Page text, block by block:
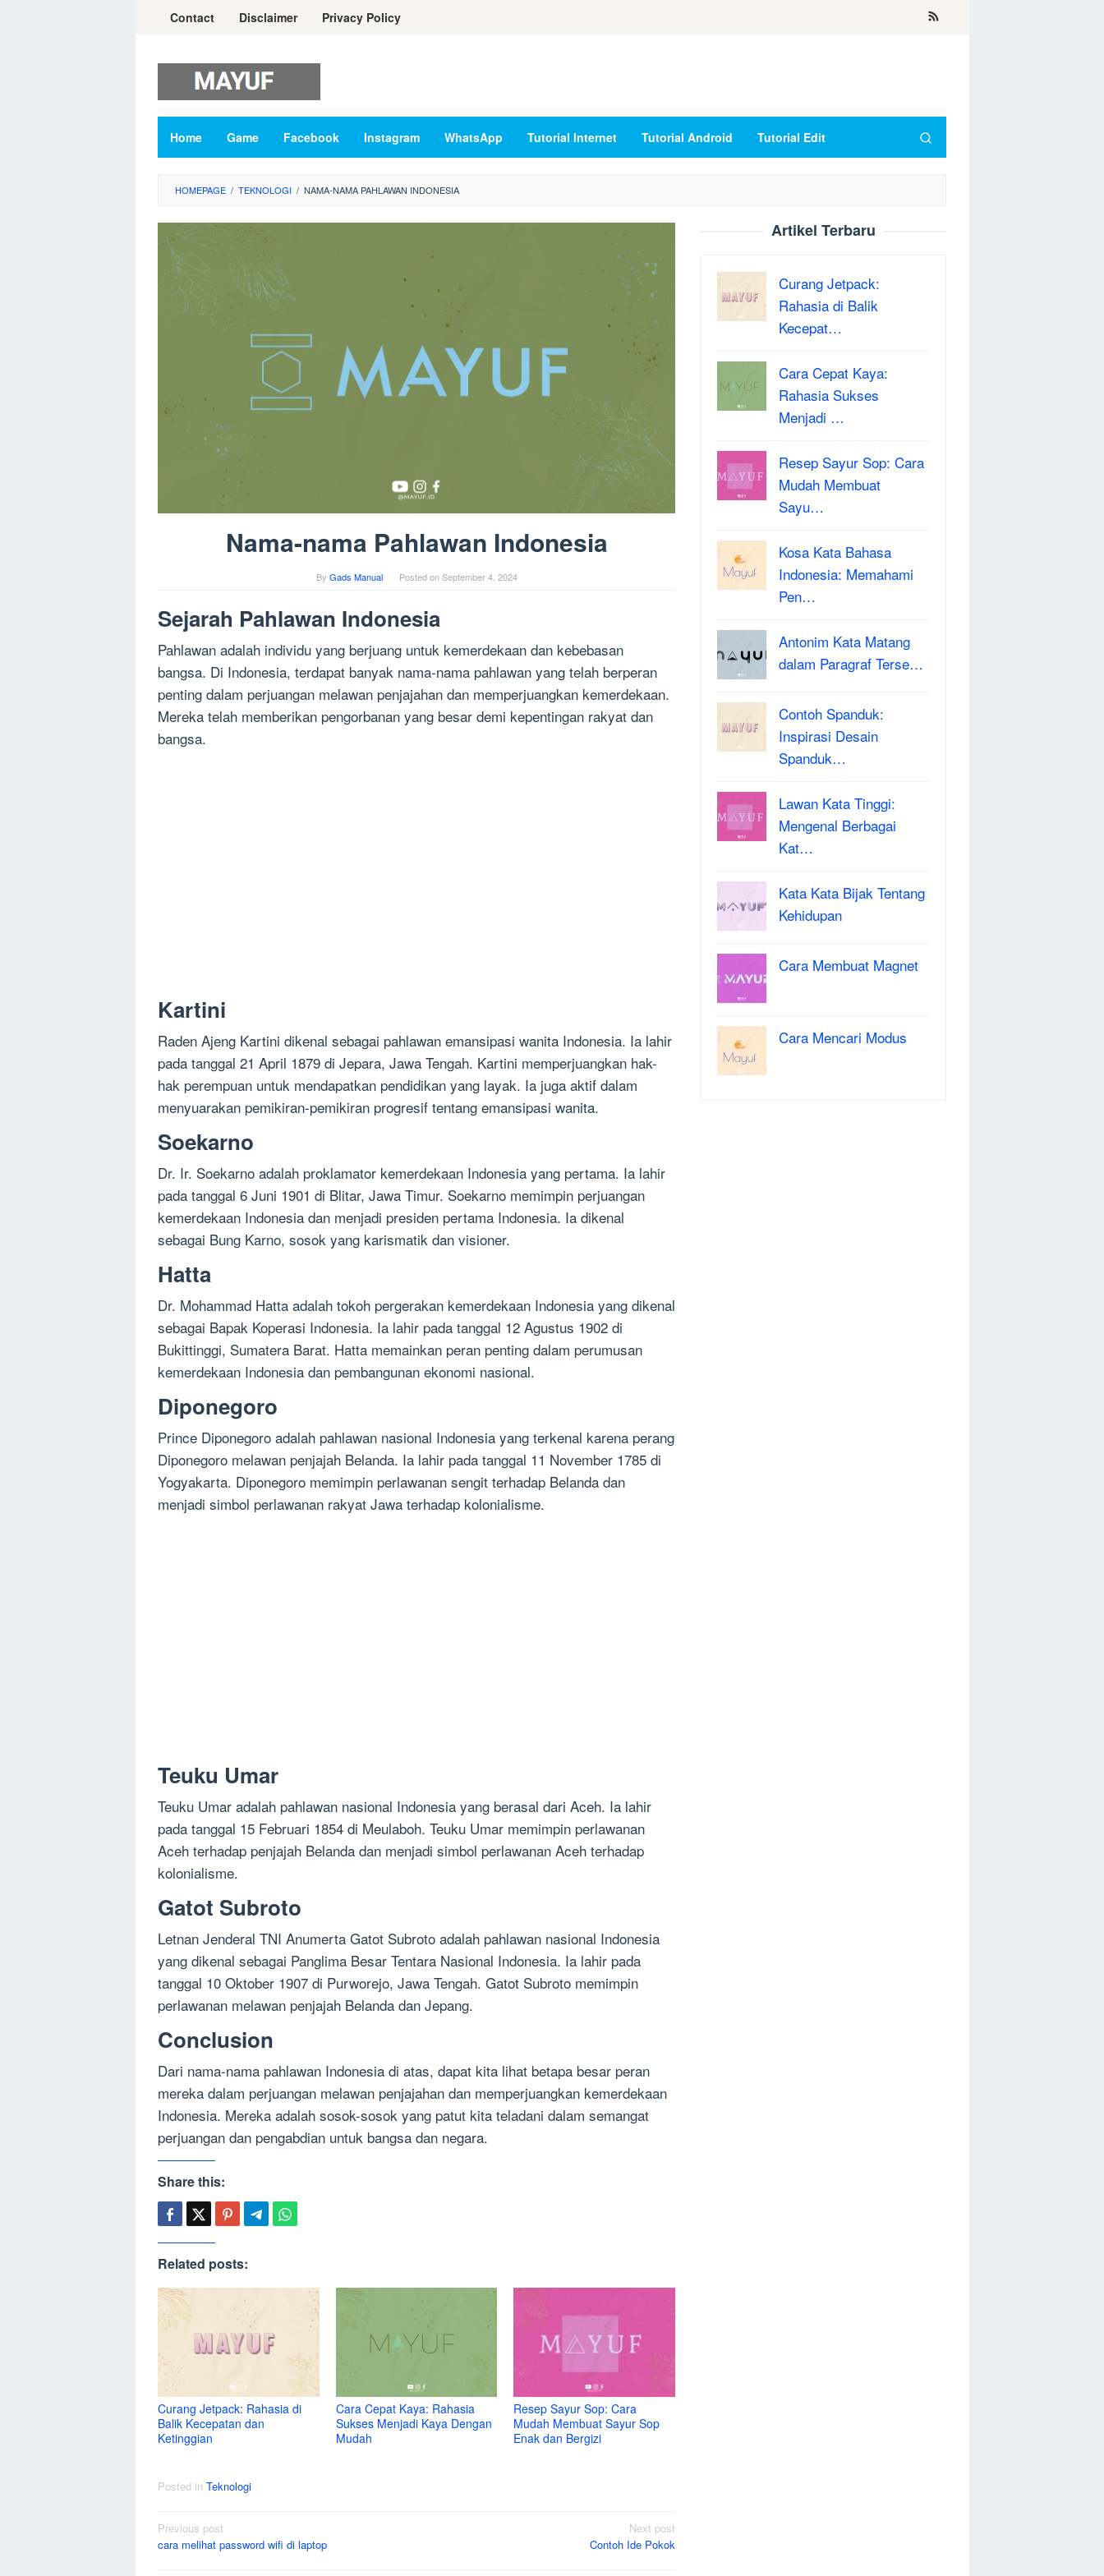
Contact Disclaimer Privacy Policy
Home Game Facebook Instagram WhatsApp Tutorial Internet Tutorial Android Tutorial Edit
HOMEPAGE / TEKNOLOGI / NAMA-NAMA PAHLAWAN INDONESIA
Nama-nama Pahlawan Indonesia
By Gads Manual Posted onSeptember 4, 2024
Sejarah Pahlawan Indonesia
Pahlawan adalah individu yang berjuang untuk kemerdekaan dan kebebasan
bangsa. Di Indonesia, terdapat banyak nama-nama pahlawan yang telah berperan
penting dalam perjuangan melawan penjajahan dan memperjuangkan kemerdekaan.
Mereka telah memberikan pengorbanan yang besar demi kepentingan rakyat dan
bangsa.
Kartini
Raden Ajeng Kartini dikenal sebagai pahlawan emansipasi wanita Indonesia. Ia lahir
pada tanggal 21 April 1879 di Jepara, Jawa Tengah. Kartini memperjuangkan hak-
hak perempuan untuk mendapatkan pendidikan yang layak. Ia juga aktif dalam
menyuarakan pemikiran-pemikiran progresif tentang emansipasi wanita.
Soekarno
Dr. Ir. Soekarno adalah proklamator kemerdekaan Indonesia yang pertama. Ia lahir
pada tanggal 6 Juni 1901 di Blitar, Jawa Timur. Soekarno memimpin perjuangan
kemerdekaan Indonesia dan menjadi presiden pertama Indonesia. Ia dikenal
sebagai Bung Karno, sosok yang karismatik dan visioner.
Hatta
Dr. Mohammad Hatta adalah tokoh pergerakan kemerdekaan Indonesia yang dikenal
sebagai Bapak Koperasi Indonesia. Ia lahir pada tanggal 12 Agustus 1902 di
Bukittinggi, Sumatera Barat. Hatta memainkan peran penting dalam perumusan
kemerdekaan Indonesia dan pembangunan ekonomi nasional.
Diponegoro
Prince Diponegoro adalah pahlawan nasional Indonesia yang terkenal karena perang
Diponegoro melawan penjajah Belanda. Ia lahir pada tanggal 11 November 1785 di
Yogyakarta. Diponegoro memimpin perlawanan sengit terhadap Belanda dan
menjadi simbol perlawanan rakyat Jawa terhadap kolonialisme.
Teuku Umar
Teuku Umar adalah pahlawan nasional Indonesia yang berasal dari Aceh. Ia lahir
pada tanggal 15 Februari 1854 di Meulaboh. Teuku Umar memimpin perlawanan
Aceh terhadap penjajah Belanda dan menjadi simbol perlawanan Aceh terhadap
kolonialisme.
Gatot Subroto
Letnan Jenderal TNI Anumerta Gatot Subroto adalah pahlawan nasional Indonesia
yang dikenal sebagai Panglima Besar Tentara Nasional Indonesia. Ia lahir pada
tanggal 10 Oktober 1907 di Purworejo, Jawa Tengah. Gatot Subroto memimpin
perlawanan melawan penjajah Belanda dan Jepang.
Conclusion
Dari nama-nama pahlawan Indonesia di atas, dapat kita lihat betapa besar peran
mereka dalam perjuangan melawan penjajahan dan memperjuangkan kemerdekaan
Indonesia. Mereka adalah sosok-sosok yang patut kita teladani dalam semangat
perjuangan dan pengabdian untuk bangsa dan negara.
Share this:
Related posts:
Curang Jetpack: Rahasia di
Balik Kecepatan dan
Ketinggian
Cara Cepat Kaya: Rahasia
Sukses Menjadi Kaya Dengan
Mudah
Resep Sayur Sop: Cara
Mudah Membuat Sayur Sop
Enak dan Bergizi
Posted in Teknologi
Post
navigation
Previous post
cara melihat password wifi di laptop
Next post
Contoh Ide Pokok
Artikel Terbaru
Curang Jetpack:
Rahasia di Balik
Kecepat…
Cara Cepat Kaya:
Rahasia Sukses
Menjadi …
Resep Sayur Sop: Cara
Mudah Membuat
Sayu…
Kosa Kata Bahasa
Indonesia: Memahami
Pen…
Antonim Kata Matang
dalam Paragraf Terse…
Contoh Spanduk:
Inspirasi Desain
Spanduk…
Lawan Kata Tinggi:
Mengenal Berbagai
Kat…
Kata Kata Bijak Tentang
Kehidupan
Cara Membuat Magnet
Cara Mencari Modus